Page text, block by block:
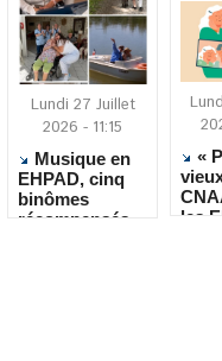
Lundi 27 Juillet
2026 - 11:15
Musique en
EHPAD, cinq
binômes
récompensés
«
les